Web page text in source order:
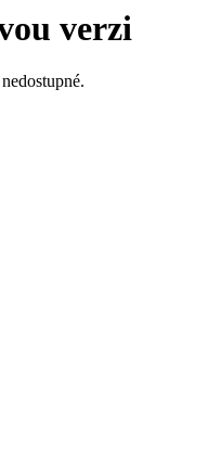
verzi